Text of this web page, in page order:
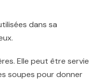
dans sa
Elle peut être servie
soupes pour donner